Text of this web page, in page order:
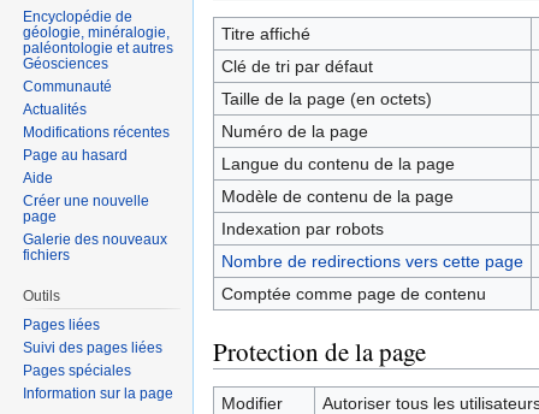
Titre affiché
Clé de tri par défaut
Taille de la page (en octets)
Numéro de la page
Langue du contenu de la page
Modèle de contenu de la page
Indexation par robots
Nombre de redirections vers cette page
Comptée comme page de contenu
Protection de la page
Modifier
Autoriser tous les
Encyclopédie de
géologie, minéralogie,
paléontologie et autres
Géosciences
Communauté
Actualités
Modifications récentes
Page au hasard
Aide
Créer une nouvelle
page
Galerie des nouveaux
fichiers
Outils
Pages liées
Suivi des pages liées
Pages spéciales
Information sur la page